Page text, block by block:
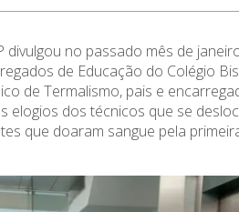
divulgou no passado mês de
de Educação do Colégio
de Termalismo, pais e
dos técnicos que se
que doaram sangue pela